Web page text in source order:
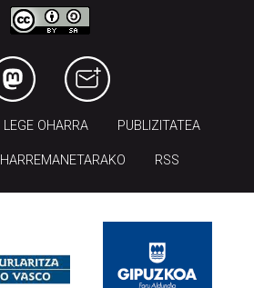
LEGE OHARRA PUBLIZITATEA
HARREMANETARAKO RSS